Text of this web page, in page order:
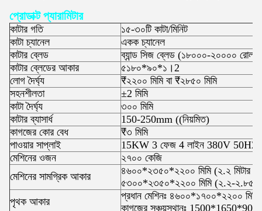
প্রোডাক্ট প্যারামিটার
কাটার গতি
১৫-৩০টি কাটা/মিনিট
কাটা চ্যানেল
একক চ্যানেল
কাটার ব্লেড
ব্যান্ড সিজ ব্লেড (১৮০০০-২০০০০ রোল/
কাটার ব্লেডের আকার
৫১৮০*৯০*১।2
লোগ দৈর্ঘ্য
₹২২০০ মিমি বা ₹২৮৫০ মিমি
সহনশীলতা
±2 মিমি
কাটা দৈর্ঘ্য
৩০০ মিমি
কাটার ব্যাসার্ধ
150-250mm ((নিয়মিত)
কাগজের কোর বেধ
₹৩ মিমি
পাওয়ার সাপ্লাই
15KW 3 ফেজ 4 লাইন 380V 50HZ
মেশিনের ওজন
২৭০০ কেজি
মেশিনের সামগ্রিক আকার
৪৬০০*২৩৫০*২২০০ মিমি (২.২ মিটার
৫৩০০*২৩৫০*২২০০ মিমি (২.২-২.৮৫
পৃথক আকার
প্রধান মেশিনঃ ৪৬০০*১৭০০*২২০০ মিমি
কাগজের সঞ্চয়স্থানঃ 1500*1650*900